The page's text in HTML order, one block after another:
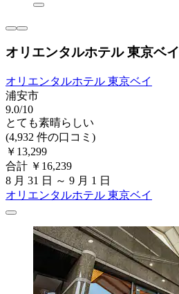
オリエンタルホテル 東京ベイ
オリエンタルホテル 東京ベイ
浦安市
9.0/10
とても素晴らしい
(4,932 件の口コミ)
￥13,299
合計 ￥16,239
8 月 31 日 ～ 9 月 1 日
オリエンタルホテル 東京ベイ